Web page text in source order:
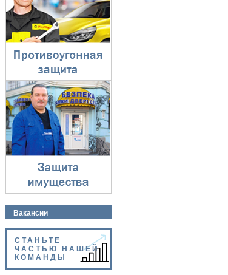
Защита имущества
⇓
Вакансии
СТАНЬТЕ
ЧАСТЬЮ НАШЕЙ
КОМАНДЫ